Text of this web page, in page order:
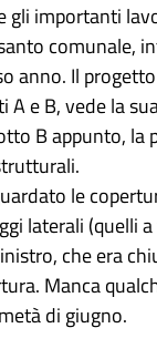
gli importanti
comunale,
anno. Il
e B, vede la
B appunto, la
le
laterali (quelli
che era
Manca
di giugno.